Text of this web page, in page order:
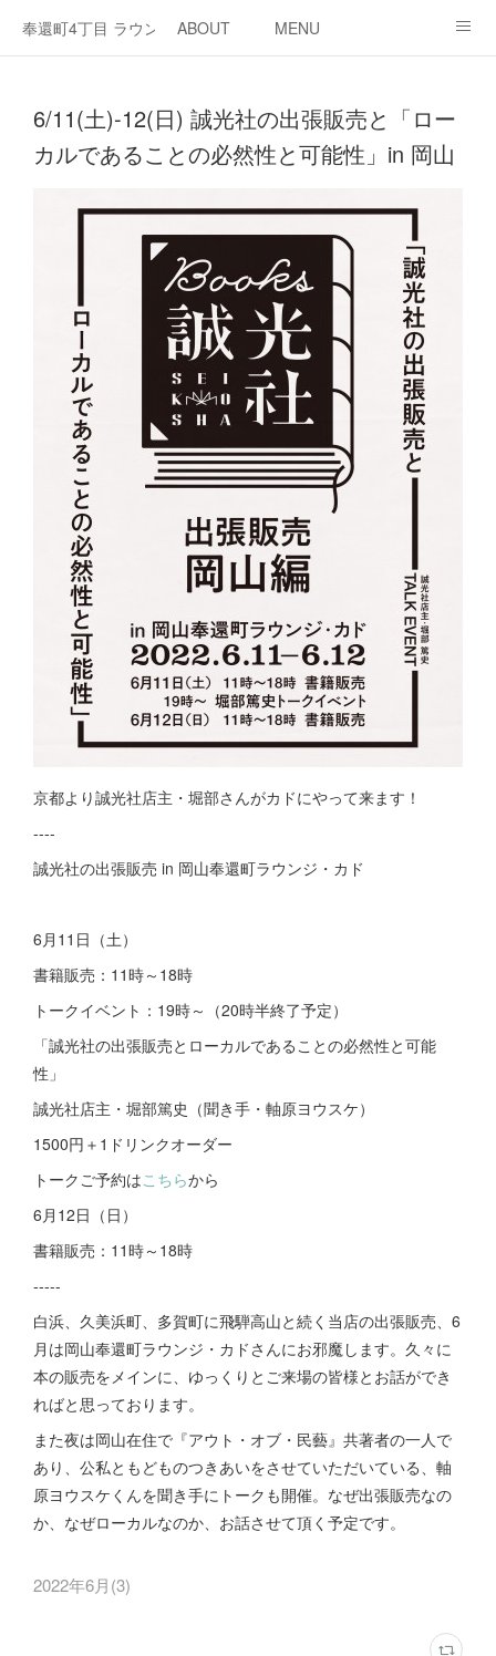
奉還町4丁目 ラウンジ・カド
ABOUT MENU
6/11(土)-12(日) 誠光社の出張販売と「ロー
カルであることの必然性と可能性」in 岡山
京都より誠光社店主・堀部さんがカドにやって来ます！
----
誠光社の出張販売 in 岡山奉還町ラウンジ・カド
6月11日（土）
書籍販売：11時～18時
トークイベント：19時～（20時半終了予定）
「誠光社の出張販売とローカルであることの必然性と可能
性」
誠光社店主・堀部篤史（聞き手・軸原ヨウスケ）
1500円＋1ドリンクオーダー
トークご予約はこちらから
6月12日（日）
書籍販売：11時～18時
-----
白浜、久美浜町、多賀町に飛騨高山と続く当店の出張販売、6
月は岡山奉還町ラウンジ・カドさんにお邪魔します。久々に
本の販売をメインに、ゆっくりとご来場の皆様とお話ができ
ればと思っております。
また夜は岡山在住で『アウト・オブ・民藝』共著者の一人で
あり、公私ともどものつきあいをさせていただいている、軸
原ヨウスケくんを聞き手にトークも開催。なぜ出張販売なの
か、なぜローカルなのか、お話させて頂く予定です。
2022年6月(3)